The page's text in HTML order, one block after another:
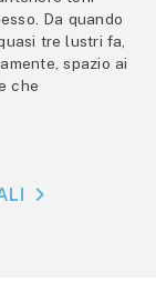
Da quando
tre lustri fa,
spazio ai
che